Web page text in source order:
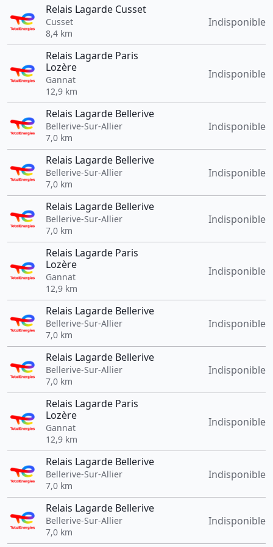
Relais Lagarde Cusset
Cusset
8,4 km
Indisponible
Relais Lagarde Paris
Lozère
Gannat
12,9 km
Indisponible
Relais Lagarde Bellerive
Bellerive-Sur-Allier
7,0 km
Indisponible
Relais Lagarde Bellerive
Bellerive-Sur-Allier
7,0 km
Indisponible
Relais Lagarde Bellerive
Bellerive-Sur-Allier
7,0 km
Indisponible
Relais Lagarde Paris
Lozère
Gannat
12,9 km
Indisponible
Relais Lagarde Bellerive
Bellerive-Sur-Allier
7,0 km
Indisponible
Relais Lagarde Bellerive
Bellerive-Sur-Allier
7,0 km
Indisponible
Relais Lagarde Paris
Lozère
Gannat
12,9 km
Indisponible
Relais Lagarde Bellerive
Bellerive-Sur-Allier
7,0 km
Indisponible
Relais Lagarde Bellerive
Bellerive-Sur-Allier
7,0 km
Indisponible